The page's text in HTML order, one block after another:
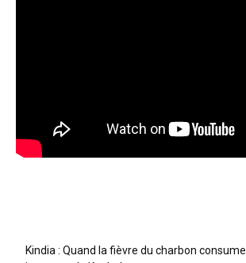
Kindia : Quand la fièvre du charbon